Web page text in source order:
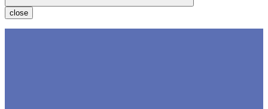
close